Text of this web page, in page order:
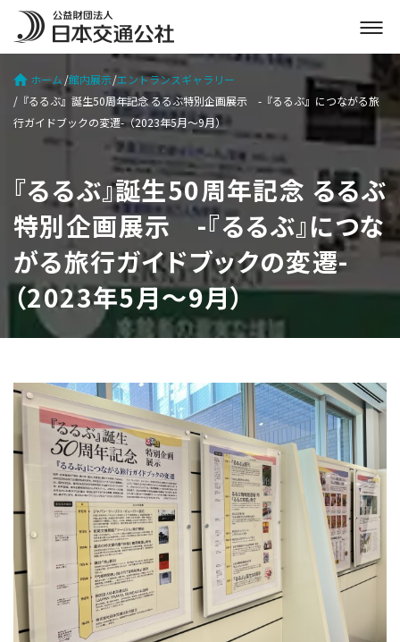
メ
ニ
ー
を
ホーム 館内展示 エントランスギャラリー
『るるぶ』誕生50周年記念 るるぶ特別企画展示 -『るるぶ』につながる旅
行ガイドブックの変遷-（2023年5月～9月）
『るるぶ』誕生50周年記念 るるぶ
特別企画展示 -『るるぶ』につな
がる旅行ガイドブックの変遷-
（2023年5月～9月）